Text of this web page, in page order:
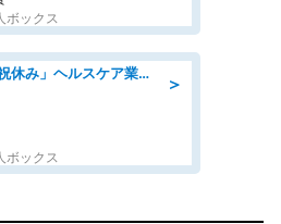
ボックス
＞
08月開始/「土日祝休み」ヘルスケア業界の産業保健師/高時給/未経験OK/要資格:保健師、正看護師
ボックス